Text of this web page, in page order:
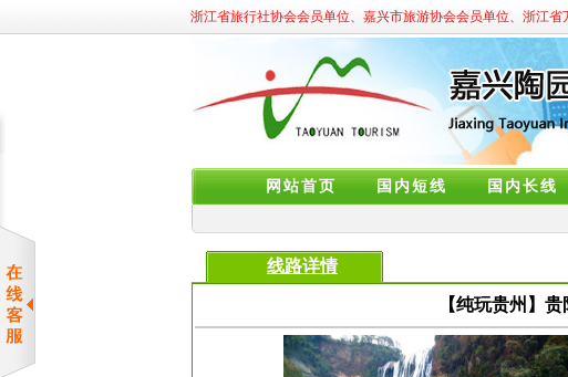
浙江省旅行社协会会员单位、嘉兴市旅游协会会员单位、浙江
网站首页 国内短线 国内长线
线路详情
【纯玩贵州】